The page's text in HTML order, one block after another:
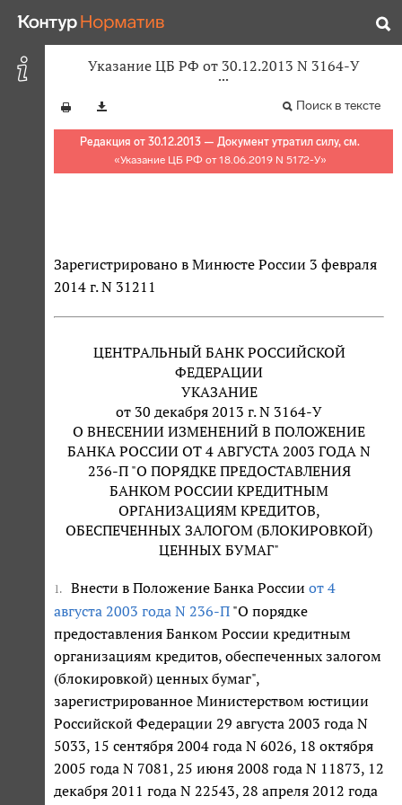
Указание ЦБ РФ от 30.12.2013 N 3164-У
Поиск в тексте
Редакция от 30.12.2013 — Документ утратил силу, см.
«Указание ЦБ РФ от 18.06.2019 N 5172-У»
Зарегистрировано в Минюсте России 3 февраля
2014 г. N 31211
ЦЕНТРАЛЬНЫЙ БАНК РОССИЙСКОЙ
ФЕДЕРАЦИИ
УКАЗАНИЕ
от 30 декабря 2013 г. N 3164-У
О ВНЕСЕНИИ ИЗМЕНЕНИЙ В ПОЛОЖЕНИЕ
БАНКА РОССИИ ОТ 4 АВГУСТА 2003 ГОДА N
236-П "О ПОРЯДКЕ ПРЕДОСТАВЛЕНИЯ
БАНКОМ РОССИИ КРЕДИТНЫМ
ОРГАНИЗАЦИЯМ КРЕДИТОВ,
ОБЕСПЕЧЕННЫХ ЗАЛОГОМ (БЛОКИРОВКОЙ)
ЦЕННЫХ БУМАГ"
1. Внести в Положение Банка России от 4
августа 2003 года N 236-П "О порядке
предоставления Банком России кредитным
организациям кредитов, обеспеченных залогом
(блокировкой) ценных бумаг",
зарегистрированное Министерством юстиции
Российской Федерации 29 августа 2003 года N
5033, 15 сентября 2004 года N 6026, 18 октября
2005 года N 7081, 25 июня 2008 года N 11873, 12
декабря 2011 года N 22543, 28 апреля 2012 года